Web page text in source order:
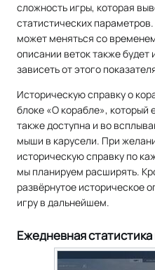
сложность игры, которая
статистических
может меняться со
описании веток также
зависеть от этого
Историческую справку о
блоке «О корабле», который
также доступна и во
мыши в карусели. При
историческую справку по
мы планируем расширять.
развёрнутое историческое
игру в дальнейшем.
Ежедневная статистика